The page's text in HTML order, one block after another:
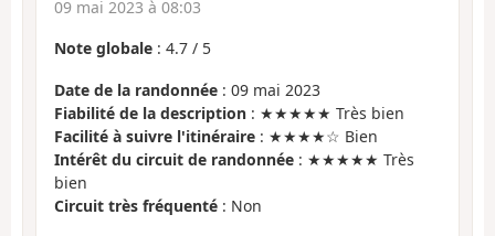
09 mai 2023 à 08:03
Note globale : 4.7 / 5
Date de la randonnée : 09 mai 2023
Fiabilité de la description : ★★★★★ Très bien
Facilité à suivre l'itinéraire : ★★★★☆ Bien
Intérêt du circuit de randonnée : ★★★★★ Très
bien
Circuit très fréquenté : Non